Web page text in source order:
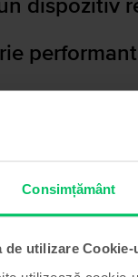
Consimțământ
de utilizare Cookie-
dispozitiv